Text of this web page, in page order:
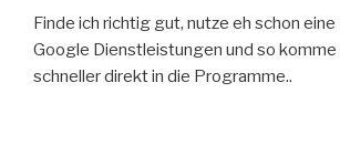
Finde ich richtig gut, nutze eh schon
Google Dienstleistungen und so komme
schneller direkt in die Programme..